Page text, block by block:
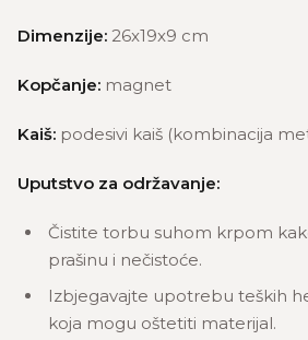
Dimenzije: 26x19x9 cm
Kopčanje: magnet
Kaiš: podesivi kaiš (kombinacija
Uputstvo za održavanje:
Čistite torbu suhom krpom
prašinu i nečistoće.
Izbjegavajte upotrebu teških
koja mogu oštetiti materijal.